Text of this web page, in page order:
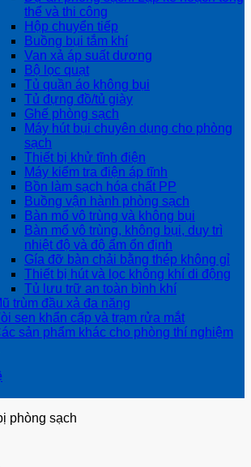
thể và thi công
Hộp chuyển tiếp
Buồng bụi tắm khí
Van xả áp suất dương
Bộ lọc quạt
Tủ quần áo không bụi
Tủ đựng đồ/tủ giày
Ghế phòng sạch
Máy hút bụi chuyên dụng cho phòng
sạch
Thiết bị khử tĩnh điện
Máy kiểm tra điện áp tĩnh
Bồn làm sạch hóa chất PP
Buồng vận hành phòng sạch
Bàn mổ vô trùng và không bụi
Bàn mổ vô trùng, không bụi, duy trì
nhiệt độ và độ ẩm ổn định
Gía đỡ bàn chải bằng thép không gỉ
Thiết bị hút và lọc không khí di động
Tủ lưu trữ an toàn bình khí
trùm đầu xả đa năng
sen khẩn cấp và trạm rửa mắt
sản phẩm khác cho phòng thí nghiệm
phòng sạch